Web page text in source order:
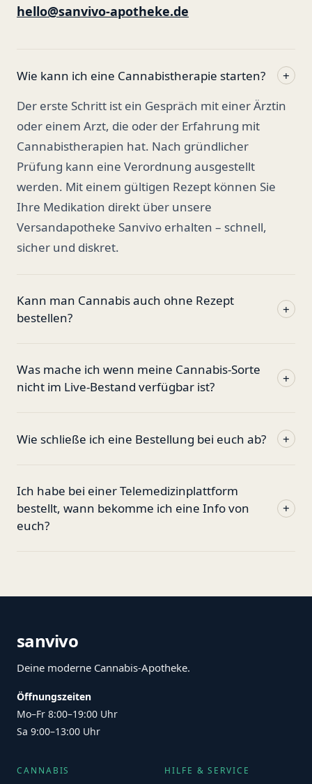
hello@sanvivo-apotheke.de
Wie kann ich eine Cannabistherapie starten?
+
Der erste Schritt ist ein Gespräch mit einer Ärztin
oder einem Arzt, die oder der Erfahrung mit
Cannabistherapien hat. Nach gründlicher
Prüfung kann eine Verordnung ausgestellt
werden. Mit einem gültigen Rezept können Sie
Ihre Medikation direkt über unsere
Versandapotheke Sanvivo erhalten – schnell,
sicher und diskret.
Kann man Cannabis auch ohne Rezept
bestellen?
+
Was mache ich wenn meine Cannabis-Sorte
nicht im Live-Bestand verfügbar ist?
+
Wie schließe ich eine Bestellung bei euch ab? +
Ich habe bei einer Telemedizinplattform
bestellt, wann bekomme ich eine Info von
euch?
+
sanvivo
Deine moderne Cannabis-Apotheke.
Öffnungszeiten
Mo–Fr 8:00–19:00 Uhr
Sa 9:00–13:00 Uhr
CANNABIS HILFE & SERVICE